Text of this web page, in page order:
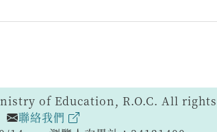
of Education, R.O.C. All
聯絡我們